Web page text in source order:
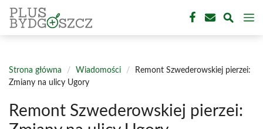
Przejdź
do
treści
Strona główna / Wiadomości /
Remont Szwederowskiej pierzei:
Zmiany na ulicy Ugory
Remont Szwederowskiej pierzei: